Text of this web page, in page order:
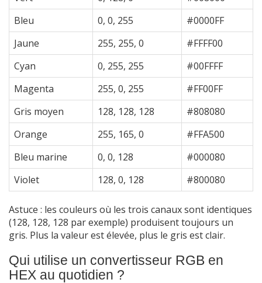
Bleu
0, 0, 255
#0000FF
Jaune
255, 255, 0
#FFFF00
Cyan
0, 255, 255
#00FFFF
Magenta
255, 0, 255
#FF00FF
Gris moyen
128, 128, 128
#808080
Orange
255, 165, 0
#FFA500
Bleu marine
0, 0, 128
#000080
Violet
128, 0, 128 #800080
Astuce : les couleurs où les trois canaux sont identiques
(128, 128, 128 par exemple) produisent toujours un
gris. Plus la valeur est élevée, plus le gris est clair.
Qui utilise un convertisseur RGB en
HEX au quotidien ?